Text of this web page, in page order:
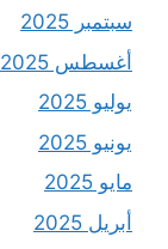
سبتمبر 2025
أغسطس 2025
يوليو 2025
يونيو 2025
مايو 2025
أبريل 2025